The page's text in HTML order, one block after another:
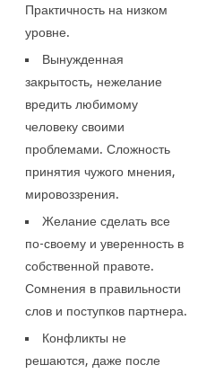
Практичность на низком
уровне.
Вынужденная
закрытость, нежелание
вредить любимому
человеку своими
проблемами. Сложность
принятия чужого мнения,
мировоззрения.
Желание сделать все
по-своему и уверенность в
собственной правоте.
Сомнения в правильности
слов и поступков партнера.
Конфликты не
решаются, даже после